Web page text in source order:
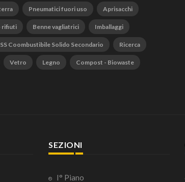
Pneumatici fuori uso Aprisacchi
rifiuti Benne vagliatrici Imballaggi
Coombustibile Solido Secondario Ricerca
Vetro Legno Compost - Biowaste
SEZIONI
I° Piano